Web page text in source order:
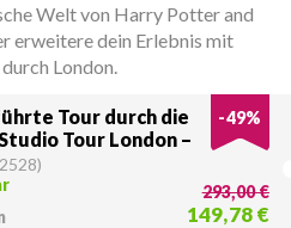
Welt von Harry Potter and
erweitere dein Erlebnis mit
London.
Tour durch die
Tour London –
von Harry Potter
-49%
2528)
293,00 €
149,78 €